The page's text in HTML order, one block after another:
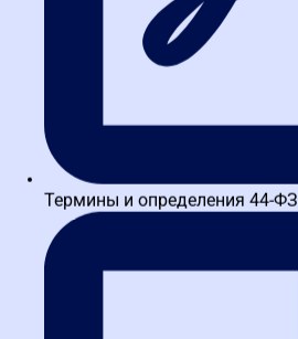
Термины и определения 44-ФЗ